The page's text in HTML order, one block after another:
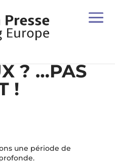
? …PAS
!
une période de